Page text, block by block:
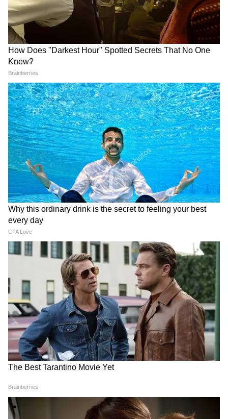
कौन है यह Gen Z एक्ट्रेस, 2026
में बनीं 7 फिल्मों की हीरोइन, एक में
16 साल बड़े हीरो संग रोमांस!
SRK नहीं, ये है Bigg Boss 20 का
फ्लाइट में छिड़ी सनी देओल और बेटे
करण की 'बाप-बेटा डायलॉगबाजी',
Video देख फैंस हारे दिल
तोरी स्पेलिंग ने 90210MG पॉडकास्ट
छोड़ा, कहा- सच बोलने से पहले
सोचूंगी
LATEST VIDEOS
Atiq Ahmed के बेटे की मौत पर घर पहुंचे
Akhilesh Yadav के विधायक, जमकर हो रही
समुद्र की तरह क्यों हिल रहा था मोरबी के कुएं का
पानी? खुल गया सबसे बड़ा राज